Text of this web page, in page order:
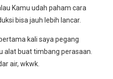
Kamu udah paham cara
bisa jauh lebih lancar.
kali saya pegang
alat buat timbang perasaan.
air, wkwk.